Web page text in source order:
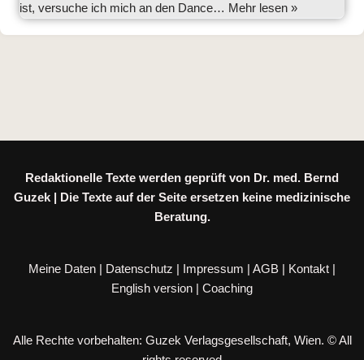
ist, versuche ich mich an den Dance… Mehr lesen »
Redaktionelle Texte werden geprüft von Dr. med. Bernd
Guzek | Die Texte auf der Seite ersetzen keine medizinische
Beratung.
Meine Daten | Datenschutz | Impressum | AGB | Kontakt |
English version | Coaching
Alle Rechte vorbehalten: Guzek Verlagsgesellschaft, Wien. © All